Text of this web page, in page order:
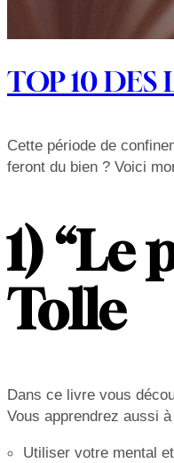
TOP 10 DES
Cette période de
feront du bien ? Voici
1)
Tolle
Dans ce livre vous
Vous apprendrez aussi à
Utiliser votre mental